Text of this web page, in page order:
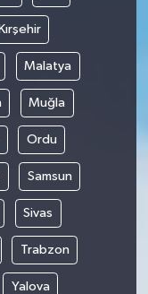
Kırşehir
Malatya
Muğla
Ordu
Samsun
Sivas
Trabzon
Yalova